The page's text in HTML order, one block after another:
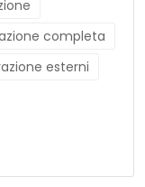
completa
esterni